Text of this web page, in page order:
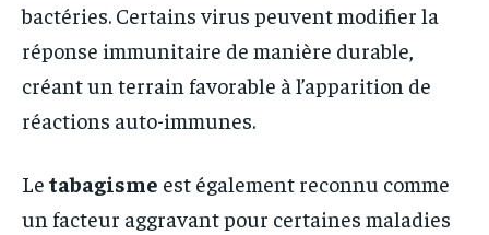
bactéries. Certains virus peuvent modifier la
réponse immunitaire de manière durable,
créant un terrain favorable à l’apparition de
réactions auto-immunes.
Le tabagisme est également reconnu comme
un facteur aggravant pour certaines maladies